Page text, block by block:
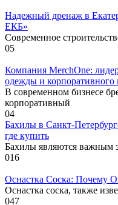
Надежный дренаж в
ЕКБ»
Современное
05
Компания MerchOne:
одежды и корпоративного
В современном бизнесе
корпоративный
04
Бахилы в Санкт-
где купить
Бахилы являются важным
016
Оснастка Соска: Почему
Оснастка соска, также
047